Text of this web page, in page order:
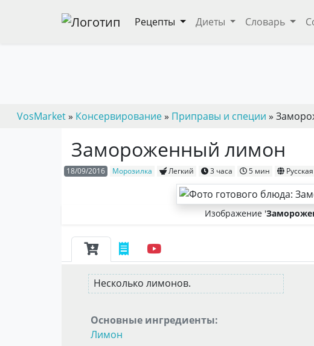
Рецепты Диеты Словарь
VosMarket» Консервирование» Приправы и специи »
Замороженный лимон
18/09/2016 Морозилка Легкий 3 часа 5 мин Русская
Изображение '
Несколько лимонов.
Основные ингредиенты:
Лимон